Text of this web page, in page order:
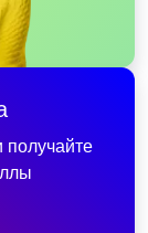
получайте